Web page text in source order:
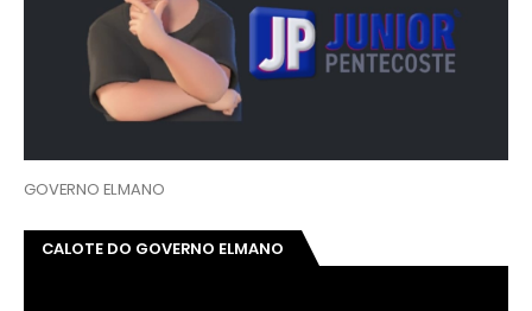
GOVERNO ELMANO
CALOTE DO GOVERNO ELMANO